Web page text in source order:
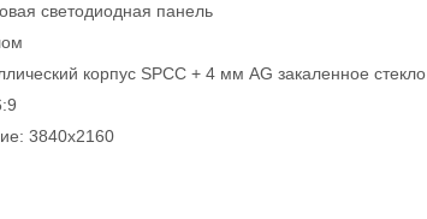
светодиодная панель
корпус SPCC + 4 мм AG закаленное стекло
3840x2160